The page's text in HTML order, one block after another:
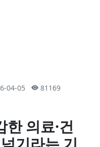
04-05 81169
의료·건
기라는 기